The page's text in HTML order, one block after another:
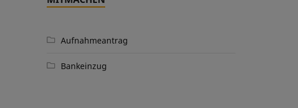
Aufnahmeantrag
Bankeinzug